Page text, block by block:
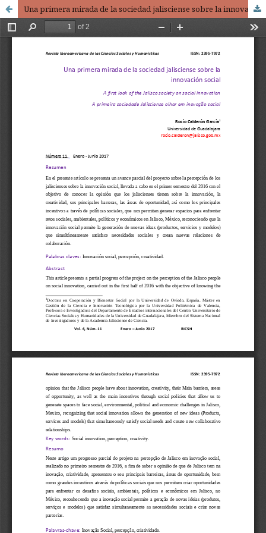
Una primera mirada de la sociedad jalisciense sobre la innovación social / A first look of the Jalisco society on social innovation